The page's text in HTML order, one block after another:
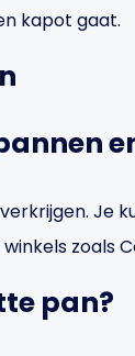
kapot gaat.
Je
zoals
pan?